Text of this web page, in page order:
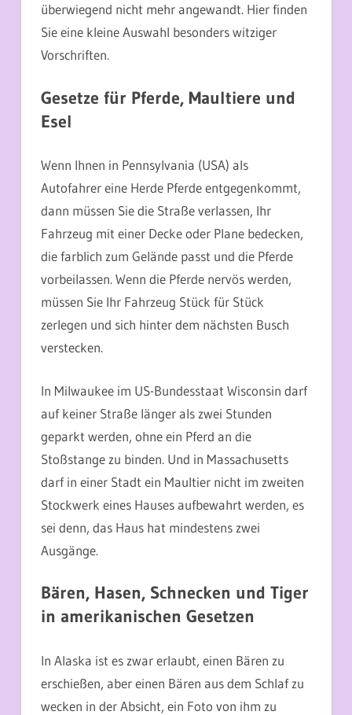
überwiegend nicht mehr angewandt. Hier finden
Sie eine kleine Auswahl besonders witziger
Vorschriften.
Gesetze für Pferde, Maultiere und
Esel
Wenn Ihnen in Pennsylvania (USA) als
Autofahrer eine Herde Pferde entgegenkommt,
dann müssen Sie die Straße verlassen, Ihr
Fahrzeug mit einer Decke oder Plane bedecken,
die farblich zum Gelände passt und die Pferde
vorbeilassen. Wenn die Pferde nervös werden,
müssen Sie Ihr Fahrzeug Stück für Stück
zerlegen und sich hinter dem nächsten Busch
verstecken.
In Milwaukee im US-Bundesstaat Wisconsin darf
auf keiner Straße länger als zwei Stunden
geparkt werden, ohne ein Pferd an die
Stoßstange zu binden. Und in Massachusetts
darf in einer Stadt ein Maultier nicht im zweiten
Stockwerk eines Hauses aufbewahrt werden, es
sei denn, das Haus hat mindestens zwei
Ausgänge.
Bären, Hasen, Schnecken und Tiger
in amerikanischen Gesetzen
In Alaska ist es zwar erlaubt, einen Bären zu
erschießen, aber einen Bären aus dem Schlaf zu
wecken in der Absicht, ein Foto von ihm zu